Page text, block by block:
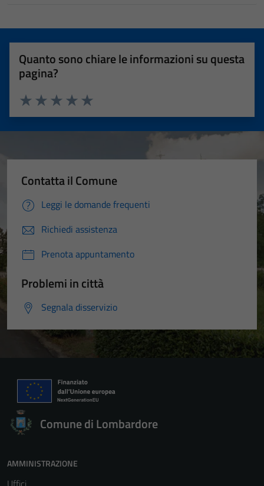
Quanto sono chiare le informazioni su questa
pagina?
Valuta 5 stelle su 5
Valuta 4 stelle su 5
Valuta 3 stelle su 5
Valuta 2 stelle su 5
Valuta 1 stelle su 5
Contatta il Comune
Leggi le domande frequenti
Richiedi assistenza
Prenota appuntamento
Problemi in città
Segnala disservizio
Comune di Lombardore
AMMINISTRAZIONE